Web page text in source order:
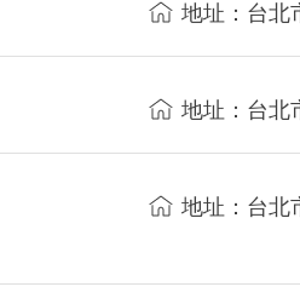
地址：台北
地址：台北
地址：台北